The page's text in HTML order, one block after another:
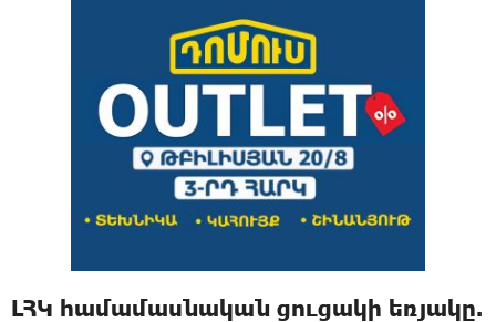
ԼՀԿ համամասնական ցուցակի եռյակը.